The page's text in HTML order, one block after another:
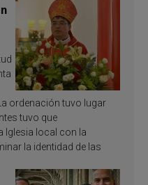
ordenación tuvo lugar
tuvo que
Iglesia local con la
la identidad de las